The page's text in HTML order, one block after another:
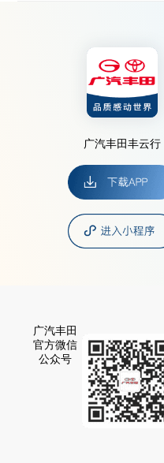
广汽丰田丰云行
广汽丰田
官方微信
公众号